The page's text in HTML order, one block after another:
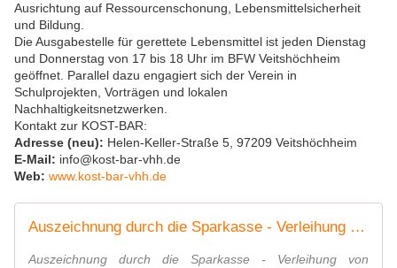
Ausrichtung auf Ressourcenschonung, Lebensmittelsicherheit
und Bildung.
Die Ausgabestelle für gerettete Lebensmittel ist jeden Dienstag
und Donnerstag von 17 bis 18 Uhr im BFW Veitshöchheim
geöffnet. Parallel dazu engagiert sich der Verein in
Schulprojekten, Vorträgen und lokalen
Nachhaltigkeitsnetzwerken.
Kontakt zur KOST-BAR:
Adresse (neu): Helen-Keller-Straße 5, 97209 Veitshöchheim
E-Mail: info@kost-bar-vhh.de
Web: www.kost-bar-vhh.de
Auszeichnung durch die Sparkasse - Verleihung von Förderpreisen für ökologische Projekte
Auszeichnung durch die Sparkasse - Verleihung von